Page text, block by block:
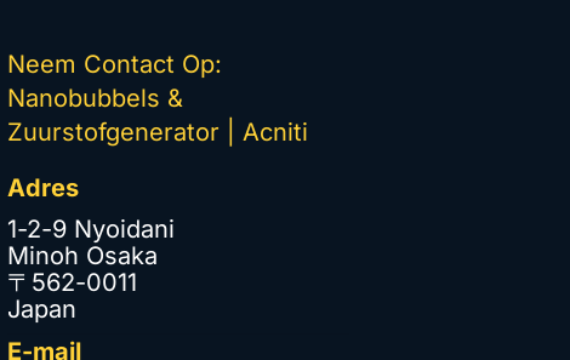
Neem Contact Op:
Nanobubbels &
Zuurstofgenerator | Acniti
Adres
1-2-9 Nyoidani
Minoh Osaka
〒562-0011
Japan
E-mail